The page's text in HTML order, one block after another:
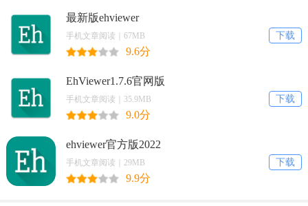
ehviewer绿色版官方下载功能
1. 漫画阅读：软件内含有海量的漫画资源，涵盖各种类型，如热血、
最新版ehviewer
下载
手机文章阅读｜67MB
9.6分
EhViewer1.7.6官网版
下载
手机文章阅读｜35.9MB
9.0分
ehviewer官方版2022
下载
手机文章阅读｜29MB
9.9分